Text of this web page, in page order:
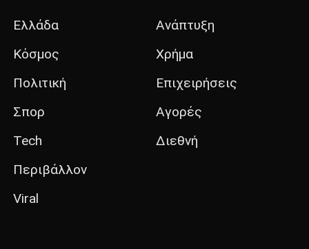
Ελλάδα
Κόσμος
Πολιτική
Σπορ
Tech
Περιβάλλον
Viral
Ανάπτυξη
Χρήμα
Επιχειρήσεις
Αγορές
Διεθνή